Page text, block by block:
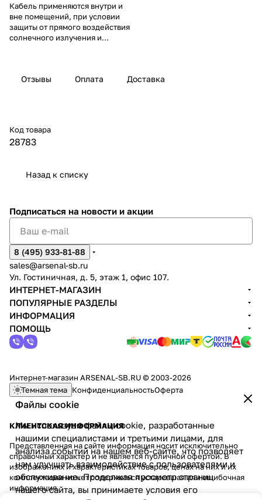
Кабель применяются внутри и
вне помещений, при условии
защиты от прямого воздействия
солнечного излучения и
Отзывы Оплата Доставка
Код товара
28783
Назад к списку
Файлы cookie
Мы используем файлы cookie, разработанные
нашими специалистами и третьими лицами, для
анализа событий на нашем веб-сайте, что позволяет
нам улучшать взаимодействие с пользователями и
обслуживание. Продолжая просмотр страниц
нашего сайта, вы принимаете условия его
Подписаться на новости и акции
8 (495) 933-81-88
sales@arsenal-sb.ru
Ул. Гостиничная, д. 5, этаж 1, офис 107.
ИНТЕРНЕТ-МАГАЗИН
ПОПУЛЯРНЫЕ РАЗДЕЛЫ
ИНФОРМАЦИЯ
ПОМОЩЬ
Интернет-магазин ARSENAL-SB.RU © 2003-2026
Темная тема КонфиденциальностьОферта
КЛИЕНТСКАЯ ИНФОРМАЦИЯ
Представленная на сайте информация носит исключительно
справочный характер и не является публичной офертой. В
изображениях и характеристиках товаров, ценах на них и их
комплектации может содержаться устаревшая или ошибочная
информация.